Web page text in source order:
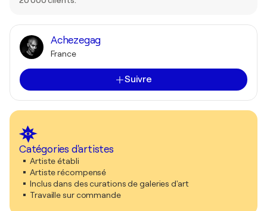
Achezegag
France
Suivre
Catégories d'artistes
Artiste établi
Artiste récompensé
Inclus dans des curations de galeries d'art
Travaille sur commande